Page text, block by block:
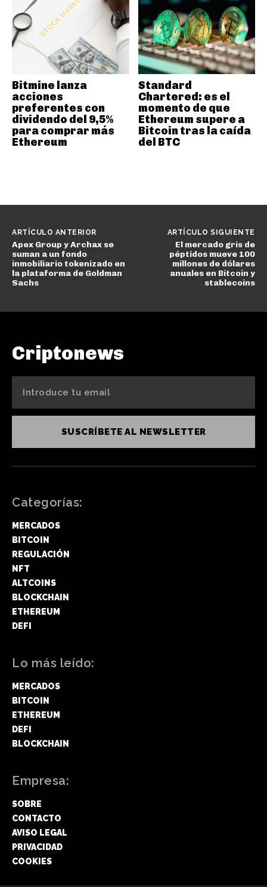
Bitmine lanza
acciones
preferentes con
dividendo del 9,5%
para comprar más
Ethereum
Standard
Chartered: es el
momento de que
Ethereum supere a
Bitcoin tras la caída
del BTC
ARTÍCULO ANTERIOR
Apex Group y Archax se
suman a un fondo
inmobiliario tokenizado en
la plataforma de Goldman
Sachs
ARTÍCULO SIGUIENTE
El mercado gris de
péptidos mueve 100
millones de dólares
anuales en Bitcoin y
stablecoins
Criptonews
SUSCRÍBETE AL NEWSLETTER
Categorías:
MERCADOS
BITCOIN
REGULACIÓN
NFT
ALTCOINS
BLOCKCHAIN
ETHEREUM
DEFI
Lo más leído:
MERCADOS
BITCOIN
ETHEREUM
DEFI
BLOCKCHAIN
Empresa:
SOBRE
CONTACTO
AVISO LEGAL
PRIVACIDAD
COOKIES